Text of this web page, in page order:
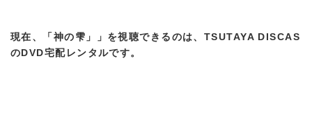
現在、「神の雫」」を視聴できるのは、TSUTAYA DISCAS
のDVD宅配レンタルです。